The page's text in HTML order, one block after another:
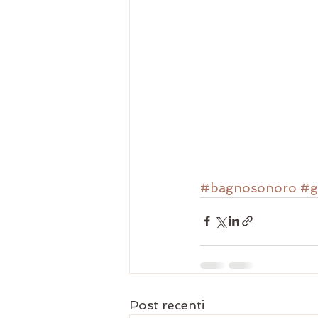
#bagnosonoro
Post recenti